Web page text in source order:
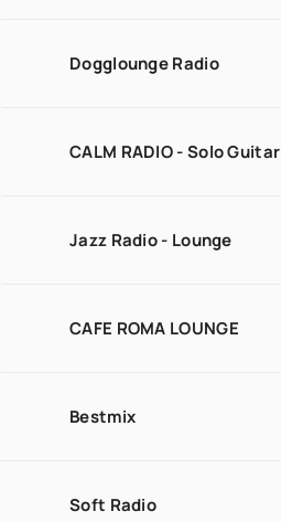
Dogglounge Radio
CALM RADIO - Solo Guitar
Jazz Radio - Lounge
CAFE ROMA LOUNGE
Bestmix
Soft Radio